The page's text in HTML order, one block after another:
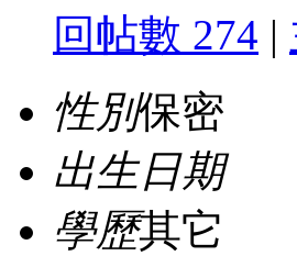
回帖數 274 |
性別保密
出生日期
學歷其它